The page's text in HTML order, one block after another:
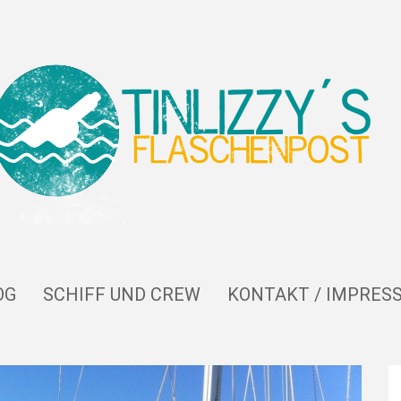
SCHIFF UND CREW KONTAKT /